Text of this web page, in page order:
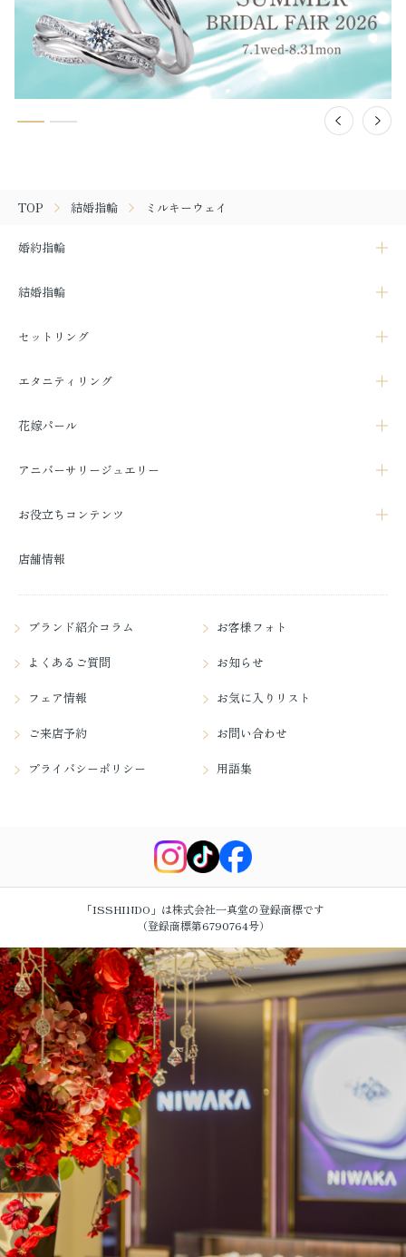
TOP 結婚指輪 ミルキーウェイ
婚約指輪
結婚指輪
セットリング
エタニティリング
花嫁パール
アニバーサリージュエリー
お役立ちコンテンツ
店舗情報
ブランド紹介コラム お客様フォト
よくあるご質問 お知らせ
フェア情報 お気に入りリスト
ご来店予約 お問い合わせ
プライバシーポリシー 用語集
「ISSHINDO」は株式会社一真堂の登録商標です
（登録商標第6790764号）